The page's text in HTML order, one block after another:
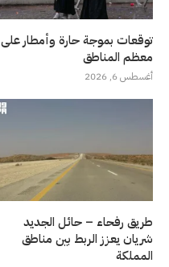
توقعات بموجة حارة وأمطار على
معظم المناطق
أغسطس 6, 2026
طريق رفحاء – حائل الجديد
شريان يعزز الربط بين مناطق
المملكة